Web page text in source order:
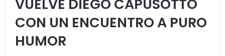
VUELVE DIEGO CAPUSOTTO
CON UN ENCUENTRO A PURO
HUMOR